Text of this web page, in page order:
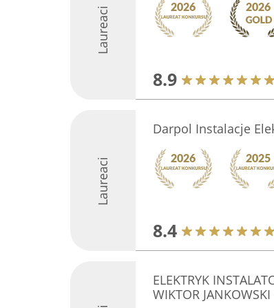
Laureaci
8.9
Laureaci
Darpol Instalacje
8.4
ELEKTRYK
WIKTOR JANKOWSKI